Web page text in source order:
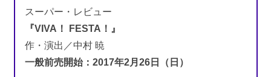
スーパー・レビュー
『VIVA！ FESTA！』
作・演出／中村 暁
一般前売開始：2017年2月26日（日）